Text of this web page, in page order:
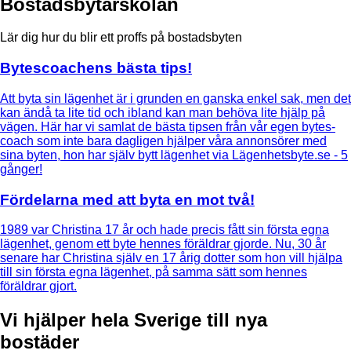
Lär dig hur du blir ett proffs på bostadsbyten
Bytescoachens bästa tips!
Att byta sin lägenhet är i grunden en ganska enkel sak, men det
kan ändå ta lite tid och ibland kan man behöva lite hjälp på
vägen. Här har vi samlat de bästa tipsen från vår egen bytes-
coach som inte bara dagligen hjälper våra annonsörer med
sina byten, hon har själv bytt lägenhet via Lägenhetsbyte.se - 5
gånger!
Fördelarna med att byta en mot två!
1989 var Christina 17 år och hade precis fått sin första egna
lägenhet, genom ett byte hennes föräldrar gjorde. Nu, 30 år
senare har Christina själv en 17 årig dotter som hon vill hjälpa
till sin första egna lägenhet, på samma sätt som hennes
föräldrar gjort.
Vi hjälper hela Sverige till nya
bostäder